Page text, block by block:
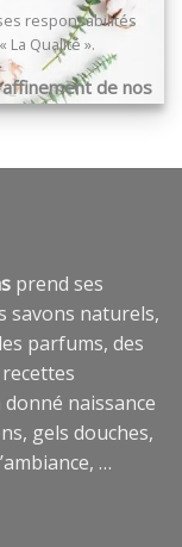
responsabilités
La Qualité ».
de nos
prend ses
savons naturels,
parfums, des
naissance
gels douches,
…